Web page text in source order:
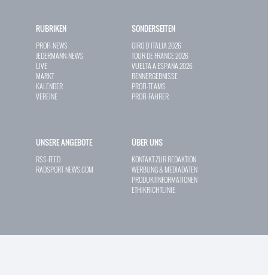
RUBRIKEN
PROFI-NEWS
JEDERMANN-NEWS
LIVE
MARKT
KALENDER
VEREINE
SONDERSEITEN
GIRO D`ITALIA 2026
TOUR DE FRANCE 2026
VUELTA A ESPAÑA 2026
RENNERGEBNISSE
PROFI-TEAMS
PROFI-FAHRER
UNSERE ANGEBOTE
RSS-FEED
RADSPORT-NEWS.COM
ÜBER UNS
KONTAKT ZUR REDAKTION
WERBUNG & MEDIADATEN
PRODUKTINFORMATIONEN
ETHIKRICHTLINIE